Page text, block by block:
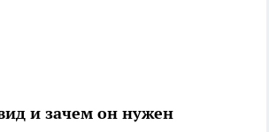
и зачем он нужен